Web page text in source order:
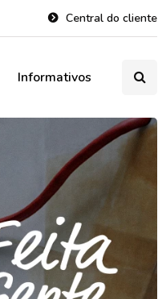
Central do cliente
Informativos